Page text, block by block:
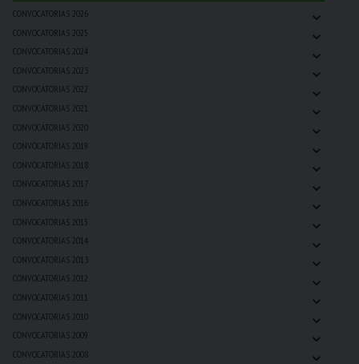
CONVOCATORIAS 2026 ⌄
CONVOCATORIAS 2025 ⌄
CONVOCATORIAS 2024 ⌄
CONVOCATORIAS 2023 ⌄
CONVOCATORIAS 2022 ⌄
CONVOCATORIAS 2021 ⌄
CONVOCATORIAS 2020 ⌄
CONVOCATORIAS 2019 ⌄
CONVOCATORIAS 2018 ⌄
CONVOCATORIAS 2017 ⌄
CONVOCATORIAS 2016 ⌄
CONVOCATORIAS 2015 ⌄
CONVOCATORIAS 2014 ⌄
CONVOCATORIAS 2013 ⌄
CONVOCATORIAS 2012 ⌄
CONVOCATORIAS 2011 ⌄
CONVOCATORIAS 2010 ⌄
CONVOCATORIAS 2009 ⌄
CONVOCATORIAS 2008 ⌄